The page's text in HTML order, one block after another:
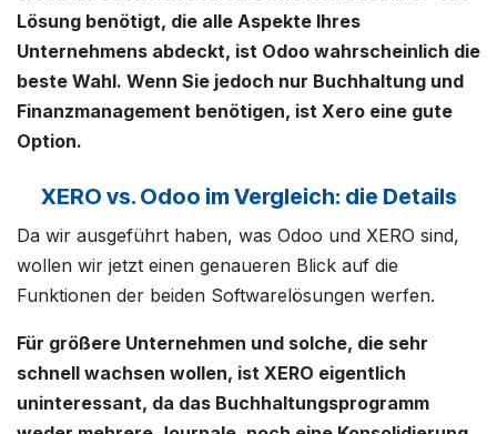
Lösung benötigt, die alle Aspekte Ihres
Unternehmens abdeckt, ist Odoo wahrscheinlich die
beste Wahl. Wenn Sie jedoch nur Buchhaltung und
Finanzmanagement benötigen, ist Xero eine gute
Option.
XERO vs. Odoo im Vergleich: die Details
Da wir ausgeführt haben, was Odoo und XERO sind,
wollen wir jetzt einen genaueren Blick auf die
Funktionen der beiden Softwarelösungen werfen.
Für größere Unternehmen und solche, die sehr
schnell wachsen wollen, ist XERO eigentlich
uninteressant, da das Buchhaltungsprogramm